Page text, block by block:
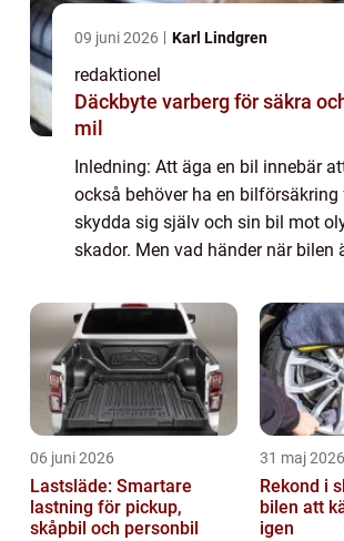
09 juni 2026 Karl Lindgren
redaktionel
Däckbyte varberg för säkra
mil
Inledning: Att äga en bil innebär
också behöver ha en
skydda sig själv och sin bil mot
skador. Men vad händer när bilen
artikel kommer vi att utforska
06 juni 2026
Lastsläde: Smartare
lastning för pickup,
skåpbil och personbil
31 maj 2026
Rekond i
bilen att
igen